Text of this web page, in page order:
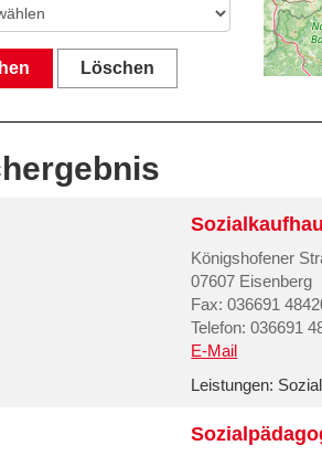
Löschen
Königshofener
07607 Eisenberg
Fax: 036691
Telefon: 036691
E-Mail
Leistungen: